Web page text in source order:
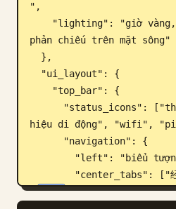
",
phản chiếu trên mặt sông"
hiệu di động", "wifi",
" 推荐 "],